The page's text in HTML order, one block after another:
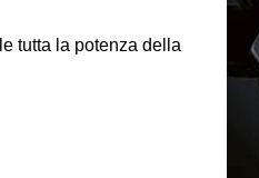
tutta la potenza della